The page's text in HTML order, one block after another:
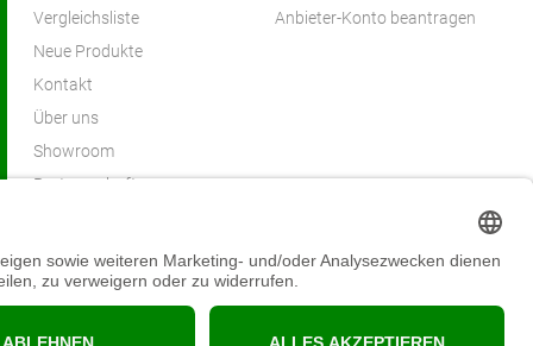
Vergleichsliste
Neue Produkte
Kontakt
Über uns
Showroom
Partnerschaften
Anbieter-Konto beantragen